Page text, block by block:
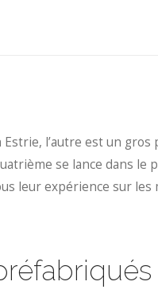
l’autre est un
se lance dans le
leur expérience sur